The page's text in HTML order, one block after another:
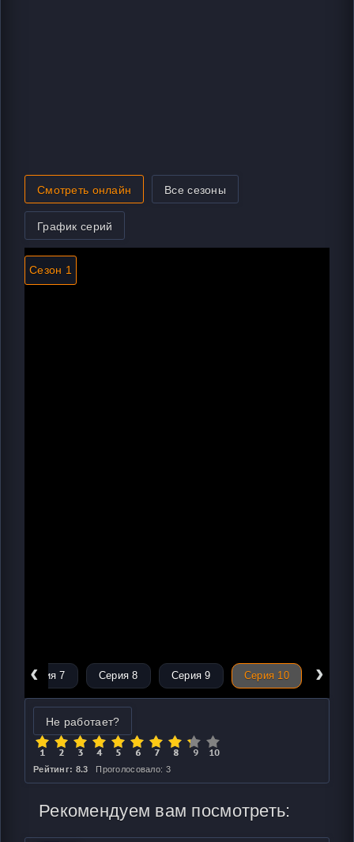
Смотреть онлайн Все сезоны
График серий
Сезон 1
‹
Серия 7 Серия 8 Серия 9 Серия 10 ›
Не работает?
Рейтинг: 8.3 Проголосовало: 3
Рекомендуем вам посмотреть: